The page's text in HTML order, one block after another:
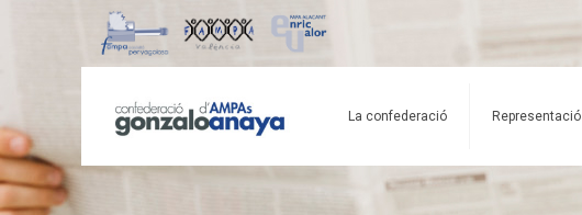
La confederació Representació